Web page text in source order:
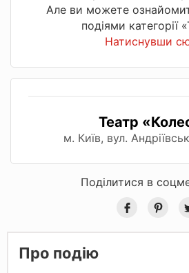
Але ви можете
подіями категорії
Натиснувши
Театр
м. Київ, вул.
Поділитися в
Про подію